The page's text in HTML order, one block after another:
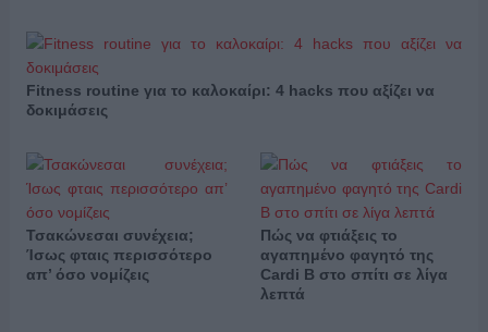
Fitness routine για το καλοκαίρι: 4 hacks που αξίζει να
δοκιμάσεις
Τσακώνεσαι συνέχεια;
Ίσως φταις περισσότερο
απ’ όσο νομίζεις
Πώς να φτιάξεις το
αγαπημένο φαγητό της
Cardi B στο σπίτι σε λίγα
λεπτά